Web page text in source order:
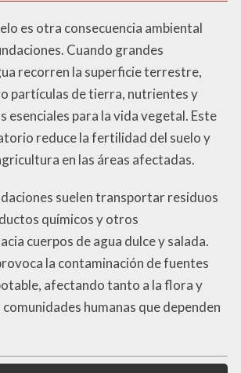
es otra consecuencia ambiental
Cuando grandes
recorren la superficie terrestre,
partículas de tierra, nutrientes y
esenciales para la vida vegetal. Este
reduce la fertilidad del suelo y
en las áreas afectadas.
suelen transportar residuos
químicos y otros
cuerpos de agua dulce y salada.
la contaminación de fuentes
afectando tanto a la flora y
humanas que dependen